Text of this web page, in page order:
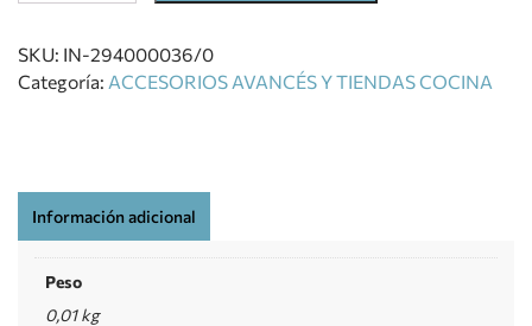
SKU: IN-294000036/0
Categoría: ACCESORIOS AVANCÉS Y TIENDAS COCINA
Información adicional
Peso
0,01 kg